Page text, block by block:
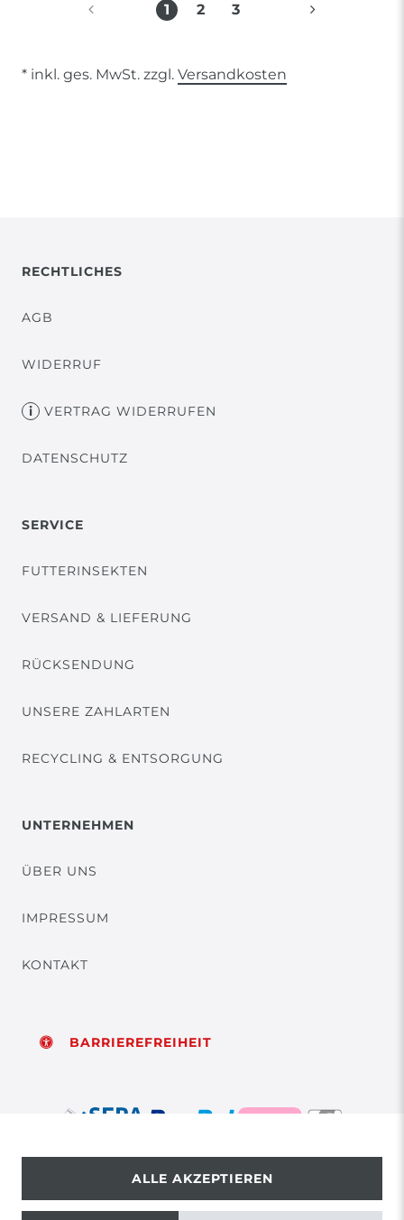
1 2 3
* inkl. ges. MwSt. zzgl. Versandkosten
RECHTLICHES
AGB
WIDERRUF
VERTRAG WIDERRUFEN
DATENSCHUTZ
SERVICE
FUTTERINSEKTEN
VERSAND & LIEFERUNG
RÜCKSENDUNG
UNSERE ZAHLARTEN
RECYCLING & ENTSORGUNG
UNTERNEHMEN
ÜBER UNS
IMPRESSUM
KONTAKT
BARRIEREFREIHEIT
© Copyright 2026 | Alle Rechte vorbehalten.
ALLE AKZEPTIEREN